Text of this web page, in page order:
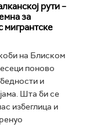
рути –
за
мигрантске
на Блиском
поново
и
Шта би се
избеглица и